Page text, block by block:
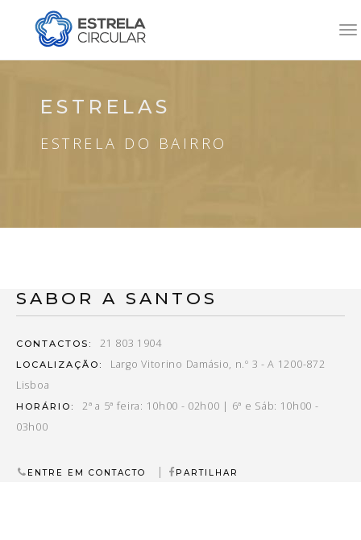
ESTRELAS
ESTRELA DO BAIRRO
SABOR A SANTOS
CONTACTOS: 21 803 1904
LOCALIZAÇÃO:
Largo Vitorino Damásio, n.º 3 - A 1200-872
Lisboa
HORÁRIO:
2ª a 5ª feira: 10h00 - 02h00 | 6ª e Sáb: 10h00 -
03h00
ENTRE EM CONTACTO | PARTILHAR